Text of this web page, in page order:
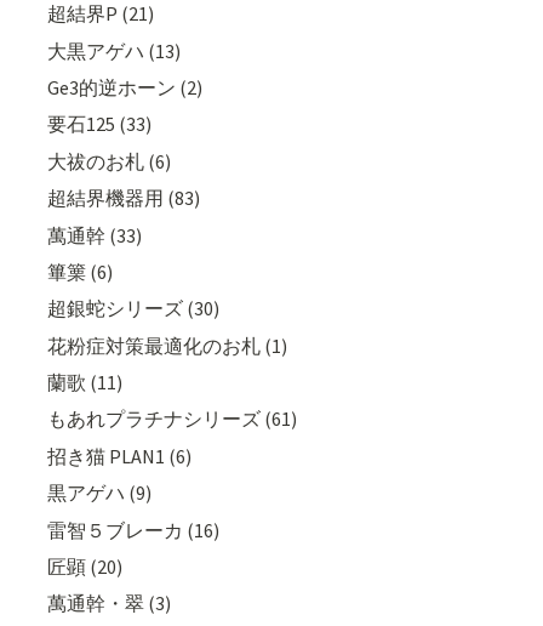
超結界P (21)
大黒アゲハ (13)
Ge3的逆ホーン (2)
要石125 (33)
大祓のお札 (6)
超結界機器用 (83)
萬通幹 (33)
篳篥 (6)
超銀蛇シリーズ (30)
花粉症対策最適化のお札 (1)
蘭歌 (11)
もあれプラチナシリーズ (61)
招き猫 PLAN1 (6)
黒アゲハ (9)
雷智５ブレーカ (16)
匠顕 (20)
萬通幹・翠 (3)